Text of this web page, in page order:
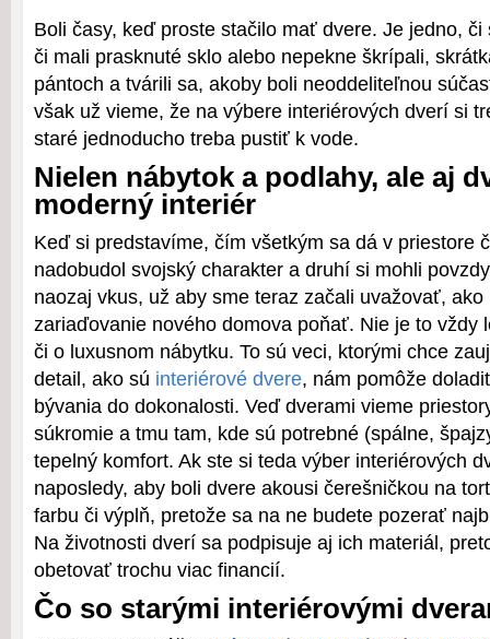
Boli časy, keď proste stačilo mať dvere. Je jedno,
či mali prasknuté sklo alebo nepekne škrípali,
pántoch a tvárili sa, akoby boli neoddeliteľnou
však už vieme, že na výbere interiérových dverí si
staré jednoducho treba pustiť k vode.
Nielen nábytok a podlahy, ale aj
moderný interiér
Keď si predstavíme, čím všetkým sa dá v priestore
nadobudol svojský charakter a druhí si mohli
naozaj vkus, už aby sme teraz začali uvažovať,
zariaďovanie nového domova poňať. Nie je to vždy
či o luxusnom nábytku. To sú veci, ktorými chce
detail, ako sú interiérové dvere, nám pomôže
bývania do dokonalosti. Veď dverami vieme
súkromie a tmu tam, kde sú potrebné (spálne,
tepelný komfort. Ak ste si teda výber interiérových
naposledy, aby boli dvere akousi čerešničkou na
farbu či výplň, pretože sa na ne budete pozerať
Na životnosti dverí sa podpisuje aj ich materiál,
obetovať trochu viac financií.
Čo so starými interiérovými